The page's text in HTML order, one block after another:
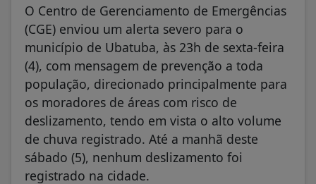
O Centro de Gerenciamento de Emergências
(CGE) enviou um alerta severo para o
município de Ubatuba, às 23h de sexta-feira
(4), com mensagem de prevenção a toda
população, direcionado principalmente para
os moradores de áreas com risco de
deslizamento, tendo em vista o alto volume
de chuva registrado. Até a manhã deste
sábado (5), nenhum deslizamento foi
registrado na cidade.